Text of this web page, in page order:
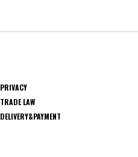
PRIVACY
TRADE LAW
DELIVERY&PAYMENT